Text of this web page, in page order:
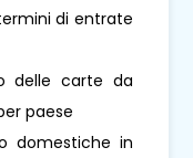
di entrate
delle carte da
paese
domestiche in